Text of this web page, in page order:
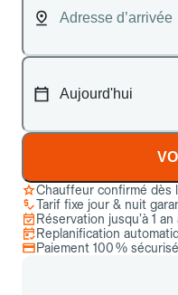
Chauffeur confirmé dès
Tarif fixe jour & nuit
Réservation jusqu’à 1 an
Replanification
Paiement 100 % sécurisé